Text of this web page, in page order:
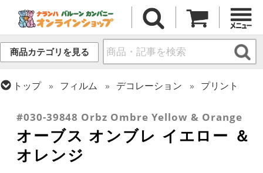
商品カテゴリを見る
トップ フィルム デコレーション
プリント
#030-39848 Orbz Ombre Yellow & Orange
オーブス オンブレ イエロー ＆
オレンジ